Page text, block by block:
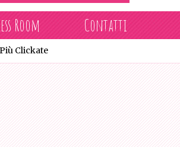
Room Contatti
Clickate